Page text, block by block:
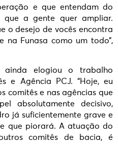
e que entendam do
que a gente quer ampliar.
o desejo de vocês encontra
na Funasa como um todo”,
ainda elogiou o trabalho
e Agência PCJ. “Hoje, eu
comitês e nas agências que
absolutamente decisivo,
já suficientemente grave e
que piorará. A atuação do
comitês de bacia, é